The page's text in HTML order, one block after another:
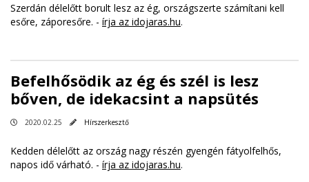
Szerdán délelőtt borult lesz az ég, országszerte számítani kell
esőre, záporesőre. - írja az idojaras.hu.
Befelhősödik az ég és szél is lesz
bőven, de idekacsint a napsütés
2020.02.25 Hírszerkesztő
Kedden délelőtt az ország nagy részén gyengén fátyolfelhős,
napos idő várható. - írja az idojaras.hu.